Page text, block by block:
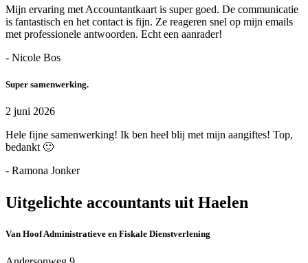
Mijn ervaring met Accountantkaart is super goed. De communicatie
is fantastisch en het contact is fijn. Ze reageren snel op mijn emails
met professionele antwoorden. Echt een aanrader!
- Nicole Bos
Super samenwerking.
2 juni 2026
Hele fijne samenwerking! Ik ben heel blij met mijn aangiftes! Top,
bedankt 🙂
- Ramona Jonker
Uitgelichte accountants uit Haelen
Van Hoof Administratieve en Fiskale Dienstverlening